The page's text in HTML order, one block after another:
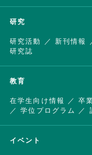
研究
研究活動 新刊情報
研究誌
教育
在学生向け情報 卒
学位プログラム
イベント